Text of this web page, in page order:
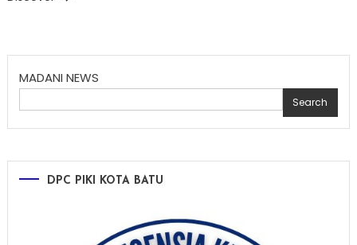
MADANI NEWS
Search
DPC PIKI KOTA BATU